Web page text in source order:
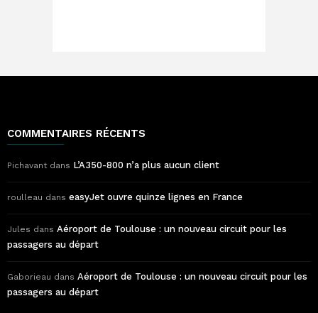
COMMENTAIRES RÉCENTS
Pichavant dans L’A350-800 n’a plus aucun client
roulleau dans easyJet ouvre quinze lignes en France
Jules dans Aéroport de Toulouse : un nouveau circuit pour les
passagers au départ
Gaborieau dans Aéroport de Toulouse : un nouveau circuit pour les
passagers au départ